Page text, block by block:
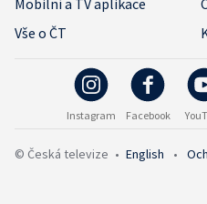
Mobilní a TV aplikace
Vše o ČT
Instagram Facebook
© Česká televize • English •